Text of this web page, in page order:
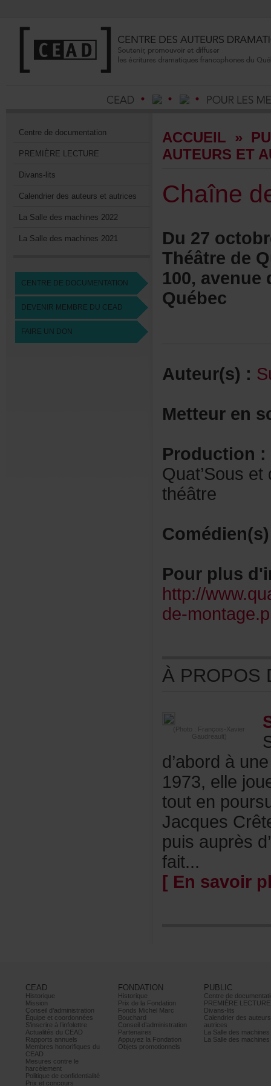
Centrededocumentation
PREMIÈRELECTURE
Divans-lits
Calendrierdesauteursetautrices
LaSalledesmachines2022
LaSalledesmachines2021
CENTREDEDOCUMENTATION
DEVENIRMEMBREDUCEAD
FAIREUNDON
ACCUEIL »
Québec
Auteur(s):
Production:
théâtre
http://
de-
(Photo:François-Xavier
Gaudreault)
fait...
CEAD
Historique
Mission
Conseild’administration
Équipeetcoordonnées
S’inscrireàl’infolettre
ActualitésduCEAD
Rapportsannuels
Membreshonorifiquesdu
CEAD
Mesurescontrele
harcèlement
Politiquedeconfidentialité
Prixetconcours
FONDATION
Historique
PrixdelaFondation
FondsMichelMarc
Bouchard
Conseild’administration
Partenaires
AppuyezlaFondation
Objetspromotionnels
PUBLIC
PREMIÈRELECTURE
Divans-lits
autrices